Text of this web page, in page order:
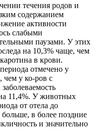
течения родов и
содержанием
активности
слабыми
паузами. У этих
на 10,3% чаще, чем
в крови.
отмечено у
у ко-ров с
11,4%. У животных
от отела до
больше, в более поздние
и значительно